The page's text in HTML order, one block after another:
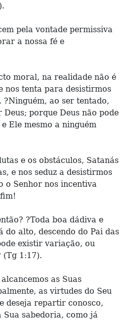
pela vontade permissiva
a nossa fé e
moral, na realidade não é
nos tenta para desistirmos
ao ser tentado,
porque Deus não pode
Ele mesmo a ninguém
e os obstáculos, Satanás
e nos seduz a desistirmos
o Senhor nos incentiva
?Toda boa dádiva e
do alto, descendo do Pai das
existir variação, ou
(Tg 1:17).
as Suas
as virtudes do Seu
deseja repartir conosco,
Sua sabedoria, como já